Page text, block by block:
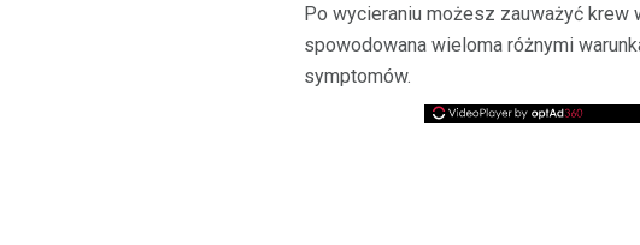
Po wycieraniu możesz zauważyć
spowodowana wieloma różnymi
symptomów.